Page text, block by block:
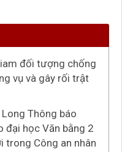
đối tượng chống
vụ và gây rối trật
Thông báo
đại học Văn bằng 2
trong Công an nhân